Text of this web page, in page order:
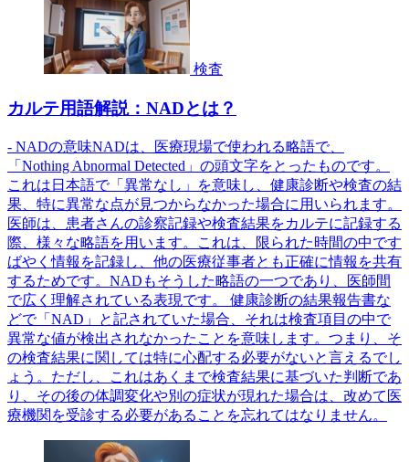
検査
カルテ用語解説：NADとは？
- NADの意味NADは、医療現場で使われる略語で、
「Nothing Abnormal Detected」の頭文字をとったものです。
これは日本語で「異常なし」を意味し、健康診断や検査の結
果、特に異常な点が見つからなかった場合に用いられます。
医師は、患者さんの診察記録や検査結果をカルテに記録する
際、様々な略語を用います。これは、限られた時間の中です
ばやく情報を記録し、他の医療従事者とも正確に情報を共有
するためです。NADもそうした略語の一つであり、医師間
で広く理解されている表現です。 健康診断の結果報告書な
どで「NAD」と記されていた場合、それは検査項目の中で
異常な値が検出されなかったことを意味します。つまり、そ
の検査結果に関しては特に心配する必要がないと言えるでし
ょう。ただし、これはあくまで検査結果に基づいた判断であ
り、その後の体調変化や別の症状が現れた場合は、改めて医
療機関を受診する必要があることを忘れてはなりません。